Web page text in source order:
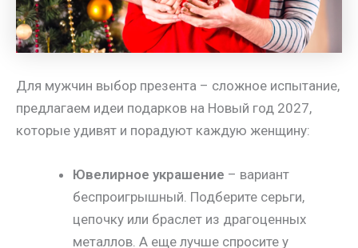
Для мужчин выбор презента – сложное испытание,
предлагаем идеи подарков на Новый год 2027,
которые удивят и порадуют каждую женщину:
Ювелирное украшение – вариант
беспроигрышный. Подберите серьги,
цепочку или браслет из драгоценных
металлов. А еще лучше спросите у